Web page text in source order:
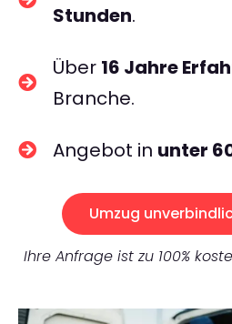
Stunden.
Über 16 Jahre
Branche.
Angebot in unter
Umzug
Ihre Anfrage ist zu 100%